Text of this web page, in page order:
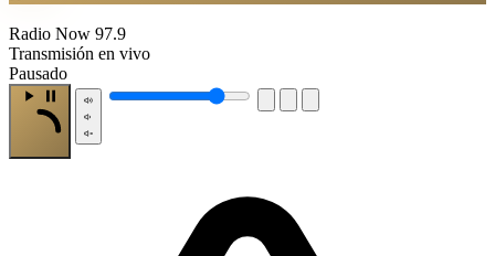
Radio Now 97.9
Transmisión en vivo
Pausado